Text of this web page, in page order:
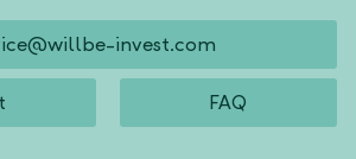
invest.com
FAQ